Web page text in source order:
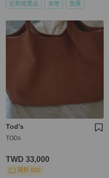
近新閒置品 本地 免運
Tod's
TODs
TWD 33,000
現折 800